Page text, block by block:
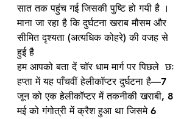
सात तक पहुंच गई जिसकी पुष्टि हो गयी है ।
माना जा रहा है कि दुर्घटना खराब मौसम और
सीमित दृश्यता (अत्यधिक कोहरे) की वजह से
हुई है
हम आपको बता दें चॉर धाम मार्ग पर पिछले  छः
हप्ता में यह पाँचवीं हेलीकॉप्टर दुर्घटना है—7
जून को एक हेलीकॉप्टर में तकनीकी खराबी, 8
मई को गंगोत्री में क्रैश हुआ था जिसमे 6